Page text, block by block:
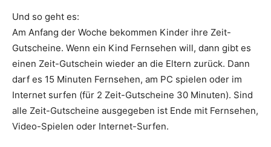
Und so geht es:
Am Anfang der Woche bekommen Kinder ihre Zeit-
Gutscheine. Wenn ein Kind Fernsehen will, dann gibt es
einen Zeit-Gutschein wieder an die Eltern zurück. Dann
darf es 15 Minuten Fernsehen, am PC spielen oder im
Internet surfen (für 2 Zeit-Gutscheine 30 Minuten). Sind
alle Zeit-Gutscheine ausgegeben ist Ende mit Fernsehen,
Video-Spielen oder Internet-Surfen.